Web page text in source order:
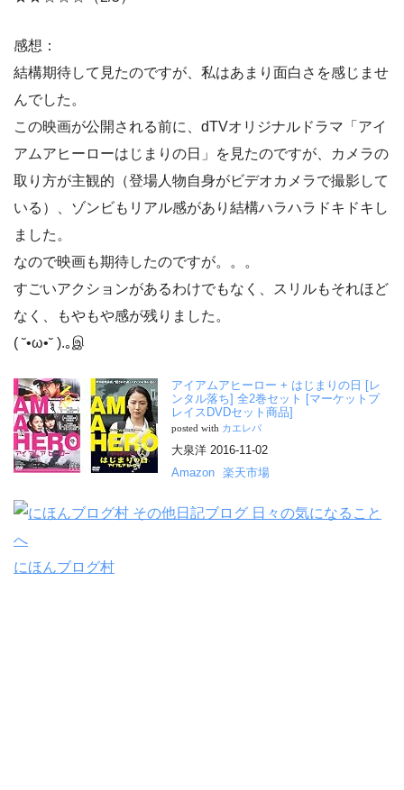
感想：
結構期待して見たのですが、私はあまり面白さを感じませ
んでした。
この映画が公開される前に、dTVオリジナルドラマ「アイ
アムアヒーローはじまりの日」を見たのですが、カメラの
取り方が主観的（登場人物自身がビデオカメラで撮影して
いる）、ゾンビもリアル感があり結構ハラハラドキドキし
ました。
なので映画も期待したのですが。。。
すごいアクションがあるわけでもなく、スリルもそれほど
なく、もやもや感が残りました。
( ˘•ω•˘ ).｡இ
アイアムアヒーロー + はじまりの日 [レ
ンタル落ち] 全2巻セット [マーケットプ
レイスDVDセット商品]
posted with カエレバ
大泉洋 2016-11-02
Amazon 楽天市場
にほんブログ村